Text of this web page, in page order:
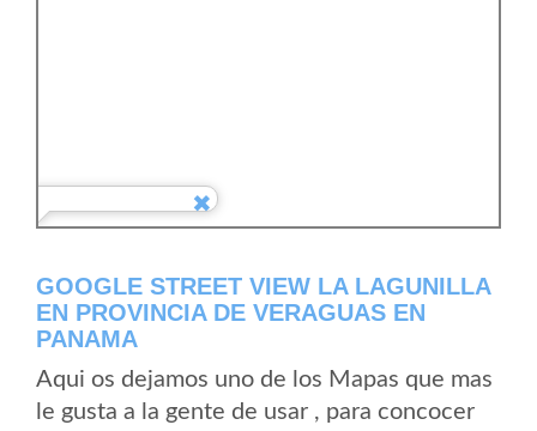
GOOGLE STREET VIEW LA LAGUNILLA
EN PROVINCIA DE VERAGUAS EN
PANAMA
Aqui os dejamos uno de los Mapas que mas
le gusta a la gente de usar , para concocer